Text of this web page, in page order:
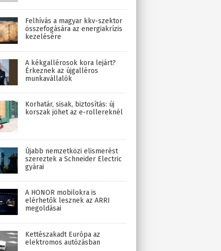
Felhívás a magyar kkv-szektor
összefogására az energiakrízis
kezelésére
A kékgallérosok kora lejárt?
Érkeznek az újgalléros
munkavállalók
Korhatár, sisak, biztosítás: új
korszak jöhet az e-rollereknél
Újabb nemzetközi elismerést
szereztek a Schneider Electric
gyárai
A HONOR mobilokra is
elérhetők lesznek az ARRI
megoldásai
Kettészakadt Európa az
elektromos autózásban